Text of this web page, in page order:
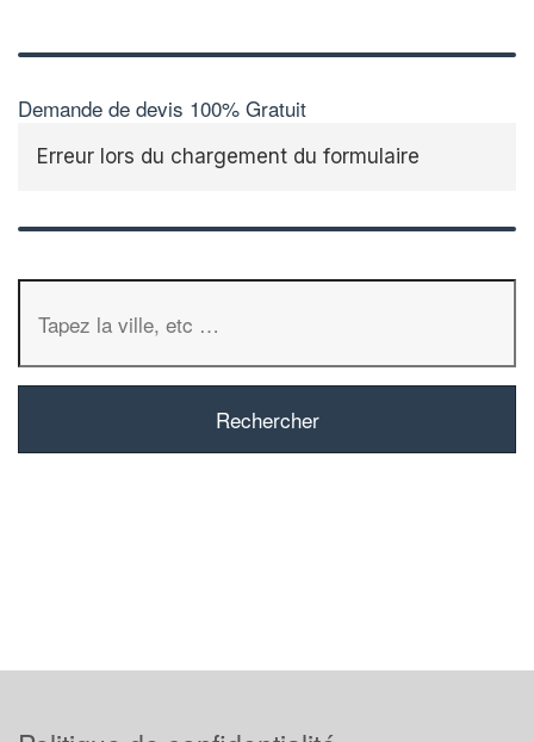
Demande de devis 100% Gratuit
Erreur lors du chargement du formulaire